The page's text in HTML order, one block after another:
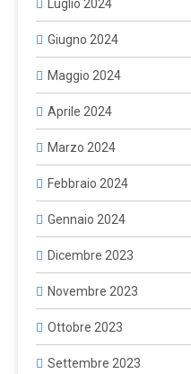
Luglio 2024
Giugno 2024
Maggio 2024
Aprile 2024
Marzo 2024
Febbraio 2024
Gennaio 2024
Dicembre 2023
Novembre 2023
Ottobre 2023
Settembre 2023